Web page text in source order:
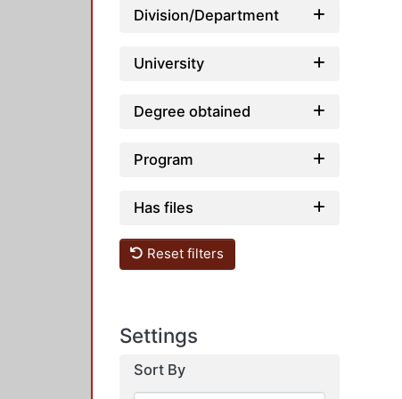
Division/Department
University
Degree obtained
Program
Has files
Reset filters
Settings
Sort By